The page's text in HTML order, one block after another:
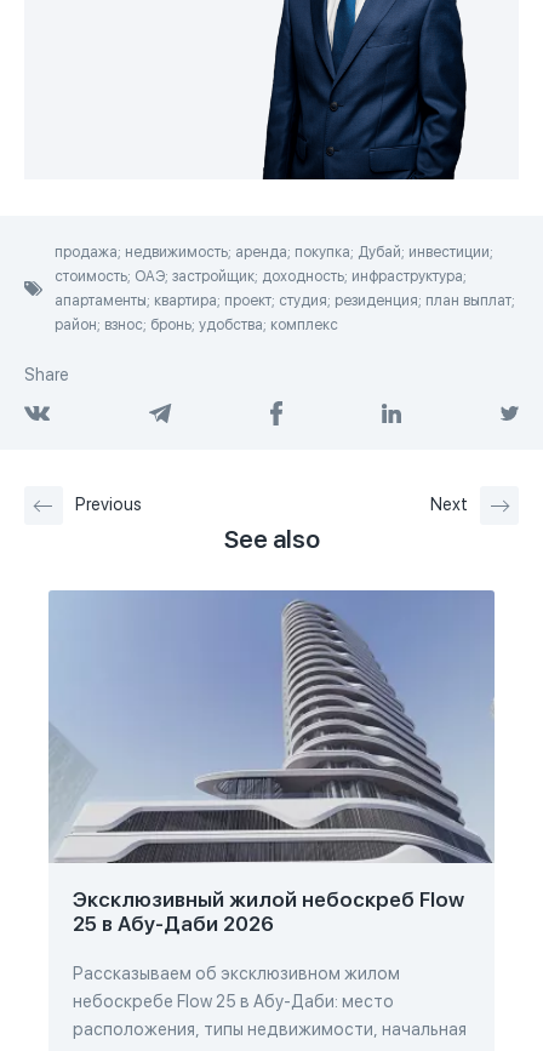
продажа; недвижимость; аренда; покупка; Дубай; инвестиции;
стоимость; ОАЭ; застройщик; доходность; инфраструктура;
апартаменты; квартира; проект; студия; резиденция; план выплат;
район; взнос; бронь; удобства; комплекс
Share
Previous Next
See also
Эксклюзивный жилой небоскреб Flow
25 в Абу-Даби 2026
Рассказываем об эксклюзивном жилом
небоскребе Flow 25 в Абу-Даби: место
расположения, типы недвижимости, начальная